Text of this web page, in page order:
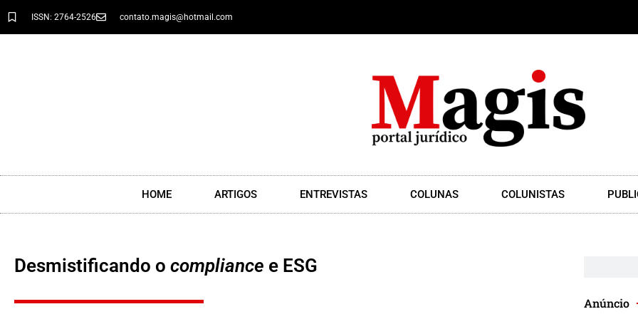
ISSN: 2764-2526 contato.magis@hotmail.com
HOME ARTIGOS ENTREVISTAS COLUNAS COLUNISTAS
Desmistificando o compliance e ESG
Anúncio